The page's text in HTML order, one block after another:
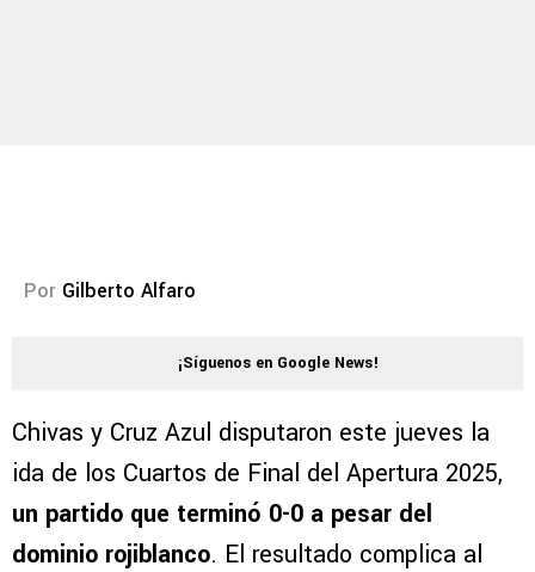
Por Gilberto Alfaro
¡Síguenos en Google News!
Chivas y Cruz Azul disputaron este jueves la
ida de los Cuartos de Final del Apertura 2025,
un partido que terminó 0-0 a pesar del
dominio rojiblanco. El resultado complica al